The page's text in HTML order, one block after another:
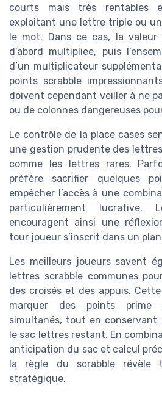
courts mais très rentables
exploitant une lettre triple ou
le mot. Dans ce cas, la
d’abord multipliee, puis
d’un multiplicateur
points scrabble
doivent cependant veiller à ne
ou de colonnes dangereuses
Le contrôle de la place cases
une gestion prudente des
comme les lettres rares.
préfère sacrifier quelques
empêcher l’accès à une
particulièrement lucrative.
encouragent ainsi une
tour joueur s’inscrit dans un
Les meilleurs joueurs savent
lettres scrabble communes
des croisés et des appuis.
marquer des points prime
simultanés, tout en conservant
le sac lettres restant. En
anticipation du sac et calcul
la règle du scrabble révèle
stratégique.